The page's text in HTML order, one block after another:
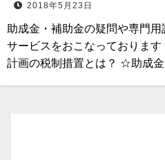
2018年5月23日
助成金・補助金の疑問や専門
サービスをおこなっておりま
計画の税制措置とは？ ☆助成